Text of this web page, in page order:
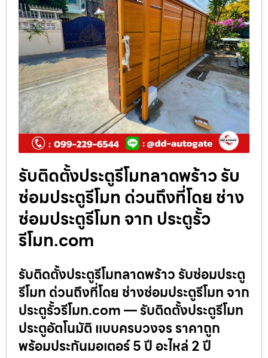
รับติดตั้งประตูรีโมทลาดพร้าว รับ
ซ่อมประตูรีโมท ด่วนถึงที่โดย ช่าง
ซ่อมประตูรีโมท จาก ประตูรั้ว
รีโมท.com
รับติดตั้งประตูรีโมทลาดพร้าว รับซ่อมประตู
รีโมท ด่วนถึงที่โดย ช่างซ่อมประตูรีโมท จาก
ประตูรั้วรีโมท.com — รับติดตั้งประตูรีโมท
ประตูอัตโนมัติ แบบครบวงจร ราคาถูก
พร้อมประกันมอเตอร์ 5 ปี อะไหล่ 2 ปี